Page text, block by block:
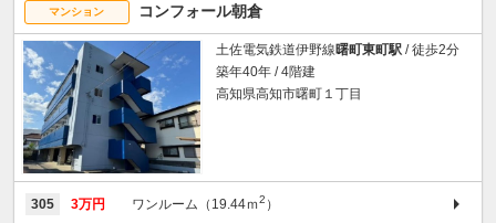
マンション コンフォール朝倉
土佐電気鉄道伊野線曙町東町駅 / 徒歩2分
築年40年 / 4階建
高知県高知市曙町１丁目
305 3万円 ワンルーム（19.44ｍ2 ）